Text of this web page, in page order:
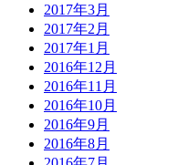
2017年3月
2017年2月
2017年1月
2016年12月
2016年11月
2016年10月
2016年9月
2016年8月